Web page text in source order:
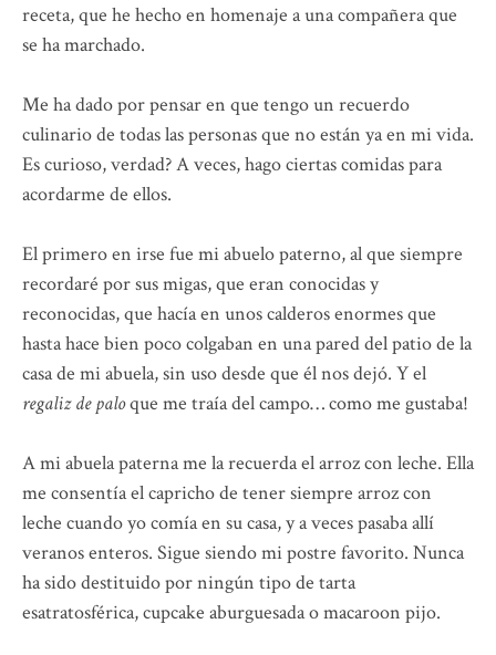
receta, que he hecho en homenaje a una compañera que
se ha marchado.
Me ha dado por pensar en que tengo un recuerdo
culinario de todas las personas que no están ya en mi vida.
Es curioso, verdad? A veces, hago ciertas comidas para
acordarme de ellos.
El primero en irse fue mi abuelo paterno, al que siempre
recordaré por sus migas, que eran conocidas y
reconocidas, que hacía en unos calderos enormes que
hasta hace bien poco colgaban en una pared del patio de la
casa de mi abuela, sin uso desde que él nos dejó. Y el
regaliz de paloque me traía del campo… como me gustaba!
A mi abuela paterna me la recuerda el arroz con leche. Ella
me consentía el capricho de tener siempre arroz con
leche cuando yo comía en su casa, y a veces pasaba allí
veranos enteros. Sigue siendo mi postre favorito. Nunca
ha sido destituido por ningún tipo de tarta
esatratosférica, cupcake aburguesada o macaroon pijo.